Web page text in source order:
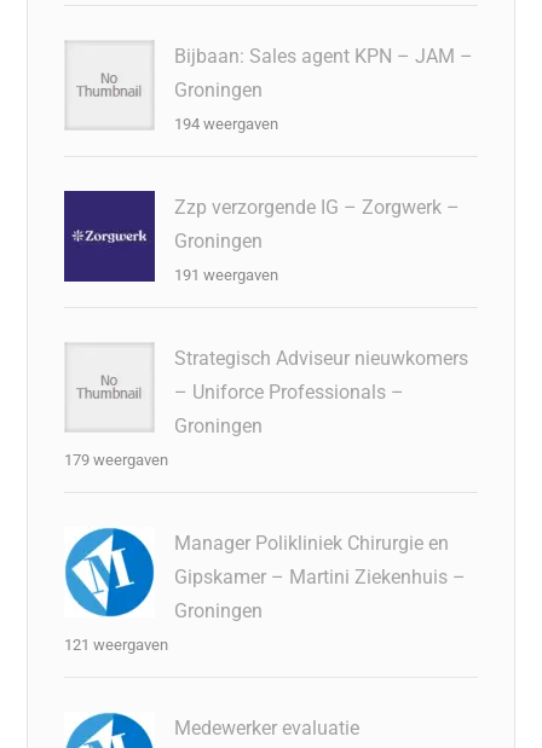
Bijbaan: Sales agent KPN – JAM –
Groningen
194 weergaven
Zzp verzorgende IG – Zorgwerk –
Groningen
191 weergaven
Strategisch Adviseur nieuwkomers
– Uniforce Professionals –
Groningen
179 weergaven
Manager Polikliniek Chirurgie en
Gipskamer – Martini Ziekenhuis –
Groningen
121 weergaven
Medewerker evaluatie